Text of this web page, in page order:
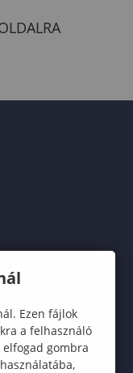
Ezen fájlok
a felhasználó
gombra